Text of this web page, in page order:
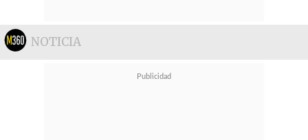
NOTICIA